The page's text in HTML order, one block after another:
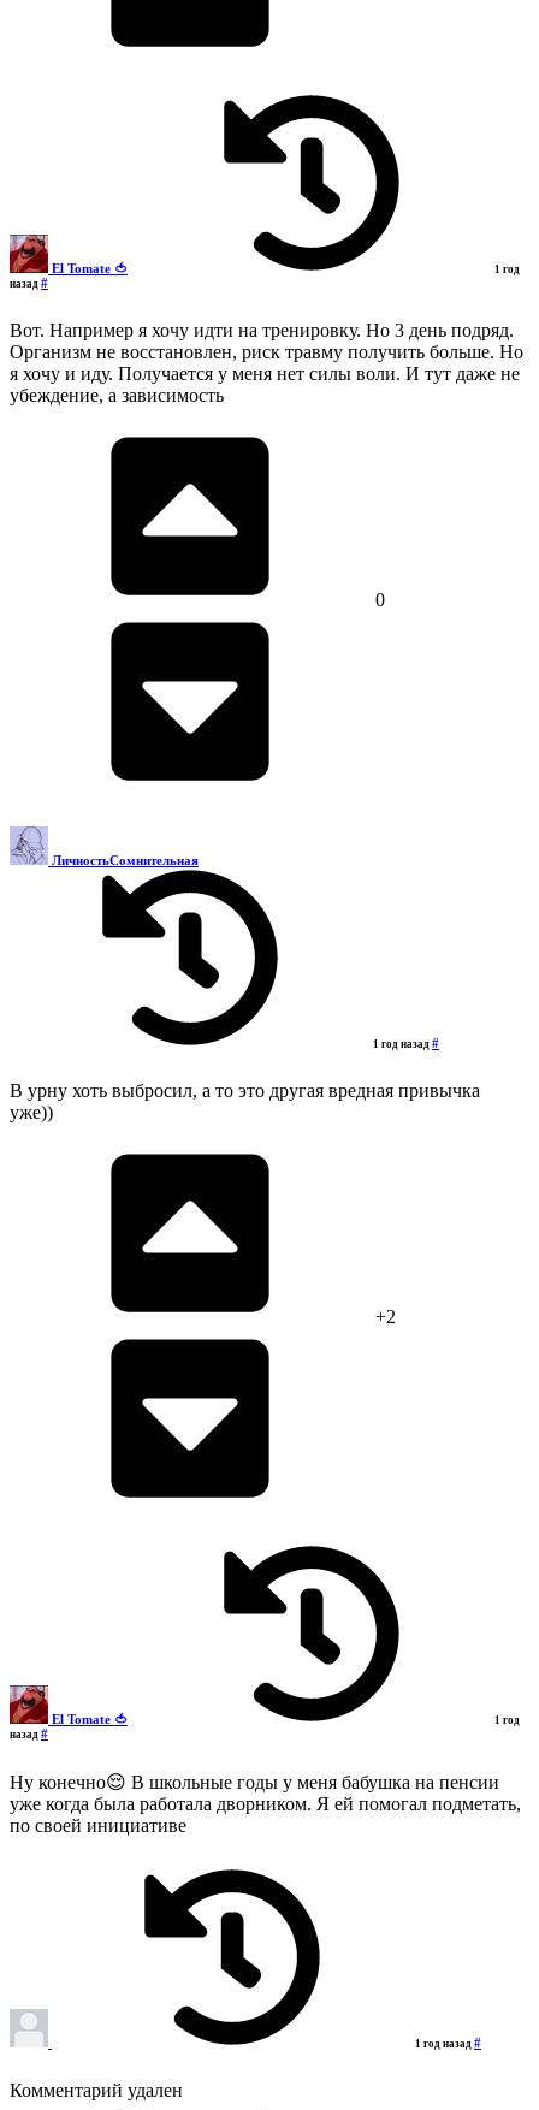
El Tomate 🍅
1 год
назад #
Вот. Например я хочу идти на тренировку. Но 3 день подряд.
Организм не восстановлен, риск травму получить больше. Но
я хочу и иду. Получается у меня нет силы воли. И тут даже не
убеждение, а зависимость
0
ЛичностьСомнительная
1 год назад #
В урну хоть выбросил, а то это другая вредная привычка
уже))
+2
El Tomate 🍅
1 год
назад #
Ну конечно😌 В школьные годы у меня бабушка на пенсии
уже когда была работала дворником. Я ей помогал подметать,
по своей инициативе
1 год назад #
Комментарий удален